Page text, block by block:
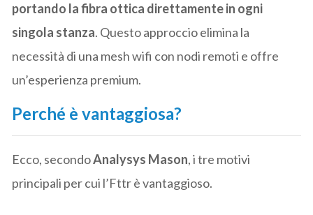
portando la fibra ottica direttamente in ogni
singola stanza. Questo approccio elimina la
necessità di una mesh wifi con nodi remoti e offre
un’esperienza premium.
Perché è vantaggiosa?
Ecco, secondoAnalysys Mason, i tre motivi
principali per cui l’Fttr è vantaggioso.